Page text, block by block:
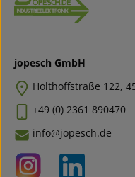
jopesch GmbH
Holthoffstraße 122,
+49 (0) 2361 890470
info@jopesch.de